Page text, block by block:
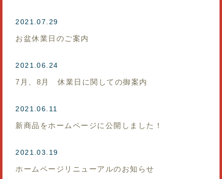
2021.07.29
お盆休業日のご案内
2021.06.24
7月、8月 休業日に関しての御案内
2021.06.11
新商品をホームページに公開しました！
2021.03.19
ホームページリニューアルのお知らせ